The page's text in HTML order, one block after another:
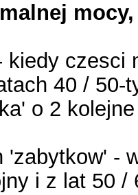
kiedy czesci
40 /
o 2
'zabytkow' -
i z lat 50